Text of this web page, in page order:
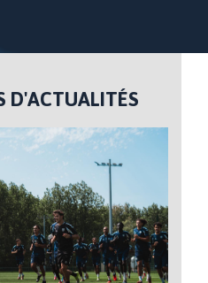
D'ACTUALITÉS